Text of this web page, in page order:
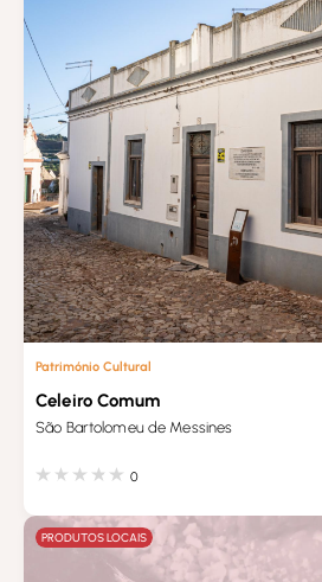
Património Cultural
Celeiro Comum
São Bartolomeu de Messines
0
PRODUTOS LOCAIS